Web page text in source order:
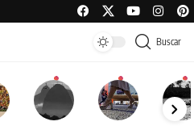
Buscar